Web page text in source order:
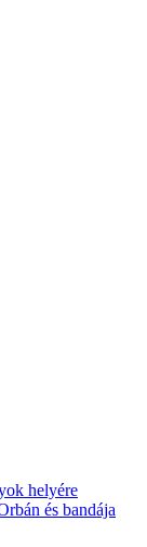
helyére
és bandája